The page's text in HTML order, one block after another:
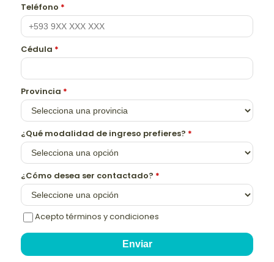
Teléfono *
Cédula *
Provincia *
¿Qué modalidad de ingreso prefieres? *
¿Cómo desea ser contactado? *
Acepto términos y condiciones
Enviar